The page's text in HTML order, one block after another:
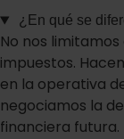
¿En qué se
No nos
impuestos.
en la operativa
negociamos la
financiera futura.